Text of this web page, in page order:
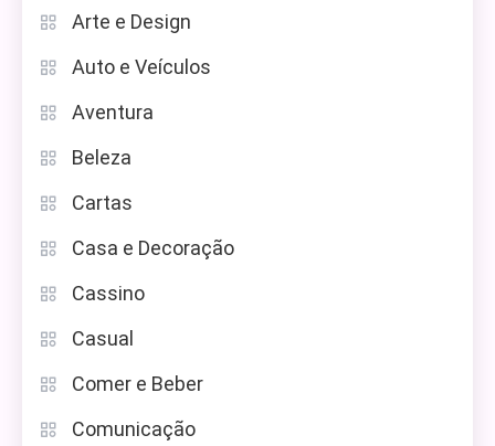
Arte e Design
Auto e Veículos
Aventura
Beleza
Cartas
Casa e Decoração
Cassino
Casual
Comer e Beber
Comunicação